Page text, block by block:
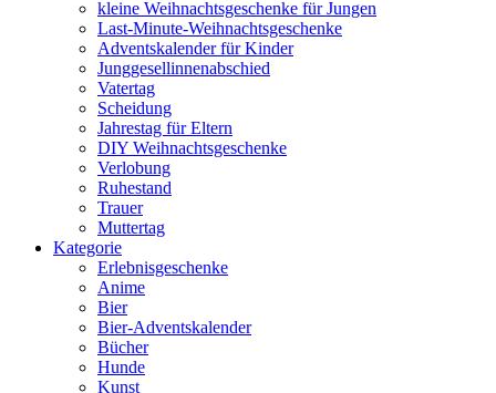
kleine Weihnachtsgeschenke für Jungen
Last-Minute-Weihnachtsgeschenke
Adventskalender für Kinder
Junggesellinnenabschied
Vatertag
Scheidung
Jahrestag für Eltern
DIY Weihnachtsgeschenke
Verlobung
Ruhestand
Trauer
Muttertag
Kategorie
Erlebnisgeschenke
Anime
Bier
Bier-Adventskalender
Bücher
Hunde
Kunst